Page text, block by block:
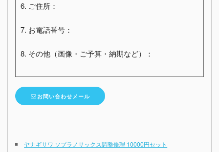
6. ご住所：
7. お電話番号：
8. その他（画像・ご予算・納期など）：
お問い合わせメール
ヤナギサワ ソプラノサックス調整修理 10000円セット